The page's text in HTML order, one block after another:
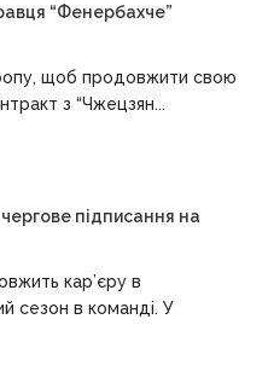
“Фенербахче”
щоб продовжити свою
з “Чжецзян...
підписання на
кар’єру в
сезон в команді. У